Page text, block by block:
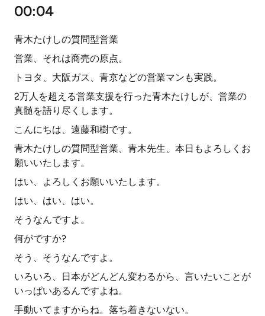
00:04
青木たけしの質問型営業
営業、それは商売の原点。
トヨタ、大阪ガス、青京などの営業マンも実践。
2万人を超える営業支援を行った青木たけしが、営業の
真髄を語り尽くします。
こんにちは、遠藤和樹です。
青木たけしの質問型営業、青木先生、本日もよろしくお
願いいたします。
はい、よろしくお願いいたします。
はい、はい、はい。
そうなんですよ。
何がですか?
そう、そうなんですよ。
いろいろ、日本がどんどん変わるから、言いたいことが
いっぱいあるんですよね。
手動いてますからね。落ち着きないない。